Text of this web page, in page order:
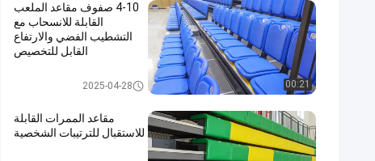
00:21
4-10 صفوف مقاعد الملعب
القابلة للانسحاب مع
التشطيب الفضي والارتفاع
القابل للتخصيص
2025-04-28
مقاعد الممرات القابلة
للاستقبال للترتيبات الشخصية